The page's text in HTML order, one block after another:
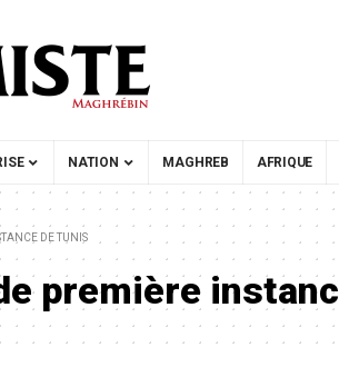
NATION MAGHREB AFRIQUE
DE TUNIS
première